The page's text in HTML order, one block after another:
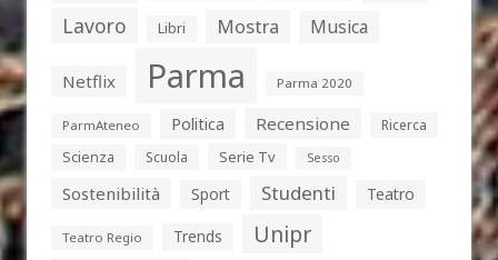
Lavoro Libri Mostra Musica
Netflix Parma Parma 2020
ParmAteneo Politica Recensione
Ricerca
Scienza
Scuola Serie Tv Sesso
Sostenibilità Sport Studenti Teatro
Teatro Regio Trends Unipr